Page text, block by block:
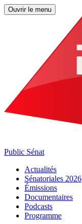
Ouvrir le menu
Public Sénat
Actualités
Sénatoriales 2026
Émissions
Documentaires
Podcasts
Programme